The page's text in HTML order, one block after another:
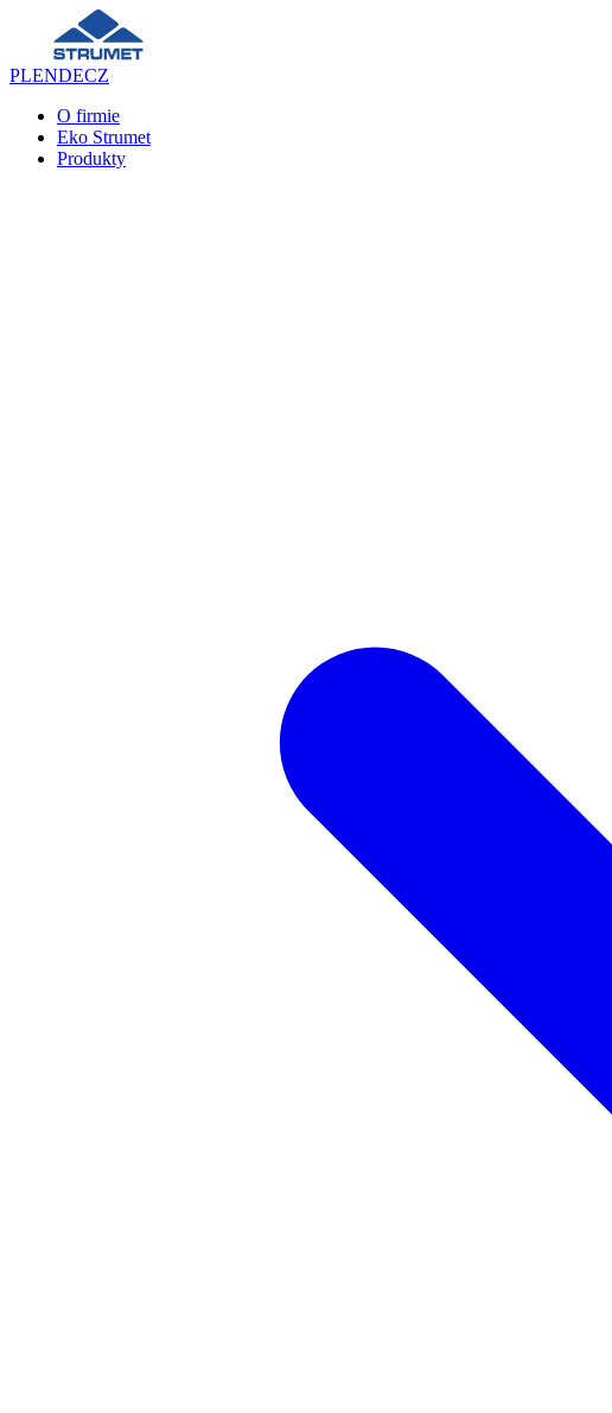
PLENDECZ
O firmie
Eko Strumet
Produkty